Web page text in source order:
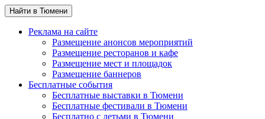
Найти в Тюмени
Реклама на сайте
Размещение анонсов мероприятий
Размещение ресторанов и кафе
Размещение мест и площадок
Размещение баннеров
Бесплатные события
Бесплатные выставки в Тюмени
Бесплатные фестивали в Тюмени
Бесплатно с детьми в Тюмени